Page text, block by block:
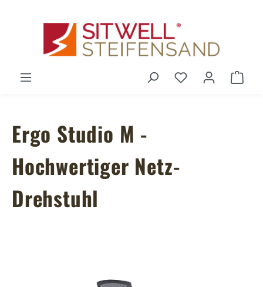
Du hast 0
Ergo Studio M -
Hochwertiger Netz-
Drehstuhl
Bildergalerie überspringen